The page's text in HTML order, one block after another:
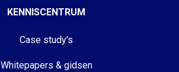
KENNISCENTRUM
Case study's
Whitepapers & gidsen